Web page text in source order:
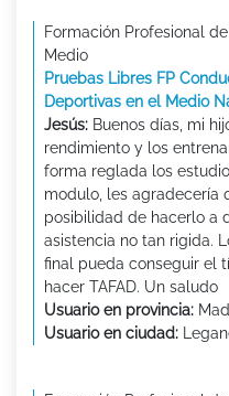
Formación Profesional
Medio
Pruebas Libres FP
Deportivas en el Medio
Jesús: Buenos días, mi
rendimiento y los
forma reglada los
modulo, les agradecería
posibilidad de hacerlo a
asistencia no tan rigida.
final pueda conseguir el
hacer TAFAD. Un saludo
Usuario en provincia:
Usuario en ciudad: